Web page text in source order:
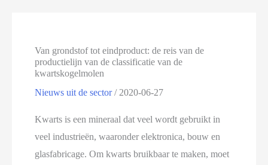
Van grondstof tot eindproduct: de reis van de
productielijn van de classificatie van de
kwartskogelmolen
Nieuws uit de sector/ 2020-06-27
Kwarts is een mineraal dat veel wordt gebruikt in
veel industrieën, waaronder elektronica, bouw en
glasfabricage. Om kwarts bruikbaar te maken, moet